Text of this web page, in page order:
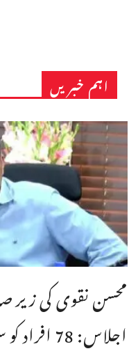
اہم خبریں
محسن نقوی کی زیر
اجلاس: 78 افراد کو سول ایوارڈز دینے ...